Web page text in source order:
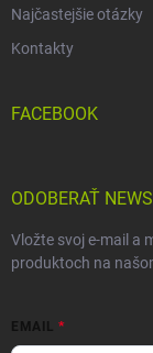
Najčastejšie otázky
Kontakty
FACEBOOK
ODOBERAŤ
Vložte svoj e-mail a
produktoch na
EMAIL